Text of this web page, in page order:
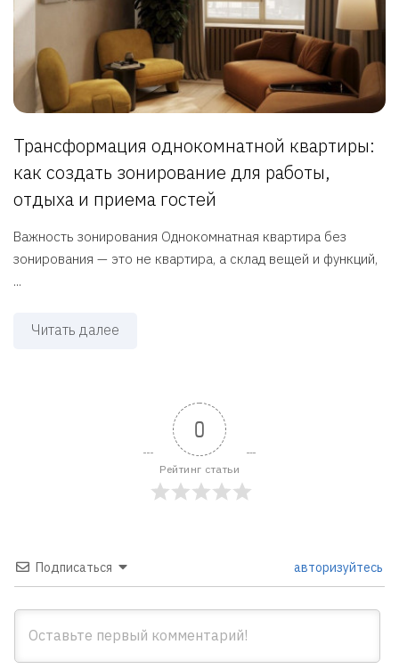
Трансформация однокомнатной квартиры:
как создать зонирование для работы,
отдыха и приема гостей
Важность зонирования Однокомнатная квартира без
зонирования — это не квартира, а склад вещей и функций,
...
Читать далее
0
Рейтинг статьи
Подписаться авторизуйтесь